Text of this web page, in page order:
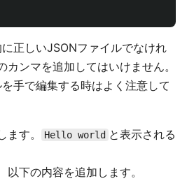
正しいJSONファイルでなけれ
カンマを追加してはいけません。
手で編集する時はよく注意して
ます。 Hello world と表示される
以下の内容を追加します。